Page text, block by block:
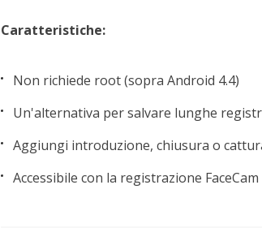
Caratteristiche:
Non richiede root (sopra Android 4.4)
Un'alternativa per salvare lunghe
Aggiungi introduzione, chiusura o
Accessibile con la registrazione FaceCam